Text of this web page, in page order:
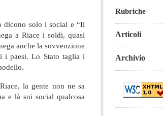
dicono solo i social e “Il
a Riace i soldi, quasi
anche la sovvenzione
i paesi. Lo Stato taglia i
la gente non ne sa
e là sui social qualcosa
Rubriche
Articoli
Archivio